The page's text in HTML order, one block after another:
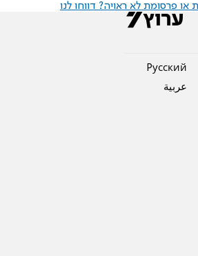
פרסומת לא ראויה? דווחו לנו
Pусский
عربية